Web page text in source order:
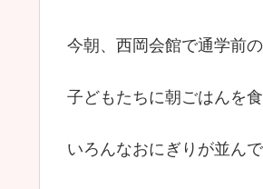
今朝、西岡会館で通学前の
子どもたちに朝ごはんを
いろんなおにぎりが並ん